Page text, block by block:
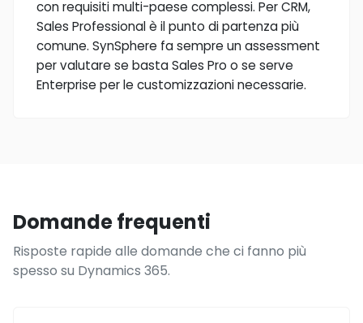
con requisiti multi-paese complessi. Per CRM,
Sales Professional è il punto di partenza più
comune. SynSphere fa sempre un assessment
per valutare se basta Sales Pro o se serve
Enterprise per le customizzazioni necessarie.
Domande frequenti
Risposte rapide alle domande che ci fanno più
spesso su Dynamics 365.